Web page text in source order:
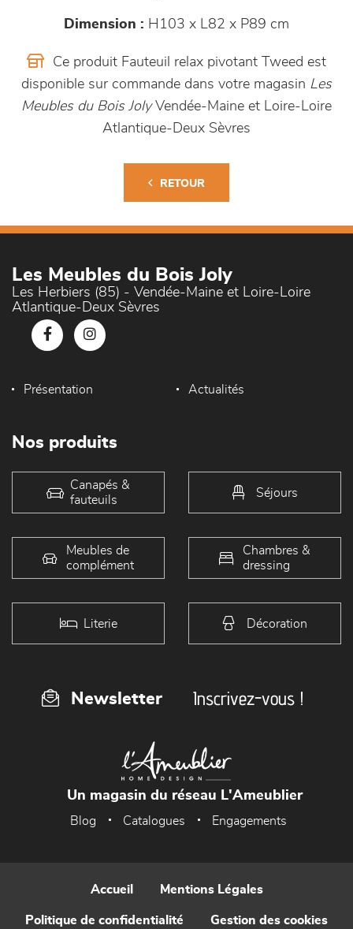
Dimension : H103 x L82 x P89 cm
Ce produit Fauteuil relax pivotant Tweed est
disponible sur commande dans votre magasin Les
Meubles du Bois JolyVendée-Maine et Loire-Loire
Atlantique-Deux Sèvres
RETOUR
Les Meubles du Bois Joly
Les Herbiers (85) - Vendée-Maine et Loire-Loire
Atlantique-Deux Sèvres
Présentation Actualités
Nos produits
Canapés &
fauteuils
Séjours
Meubles de
complément
Chambres &
dressing
Literie Décoration
Newsletter Inscrivez-vous !
Un magasin du réseau L'Ameublier
Blog Catalogues Engagements
Accueil Mentions Légales
Politique de confidentialité Gestion des cookies